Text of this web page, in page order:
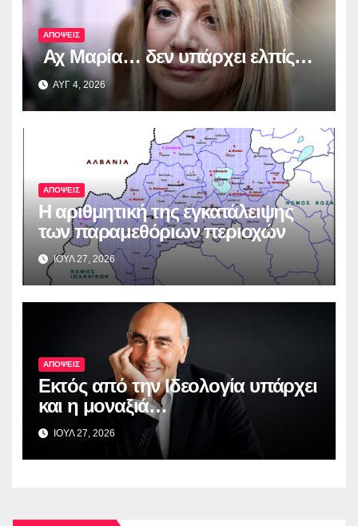
ΑΠΟΨΕΙΣ
Αχ Μαρία… δεν υπάρχει ελπίς…
ΑΥΓ 4, 2026
ΑΠΟΨΕΙΣ
Η αριθμητική της εγκατάλειψης
των παραμεθόριων περιοχών
ΙΟΥΛ 27, 2026
ΑΠΟΨΕΙΣ
Εκτός από την Ιδεολογία υπάρχει
και η μοναξιά…
ΙΟΥΛ 27, 2026